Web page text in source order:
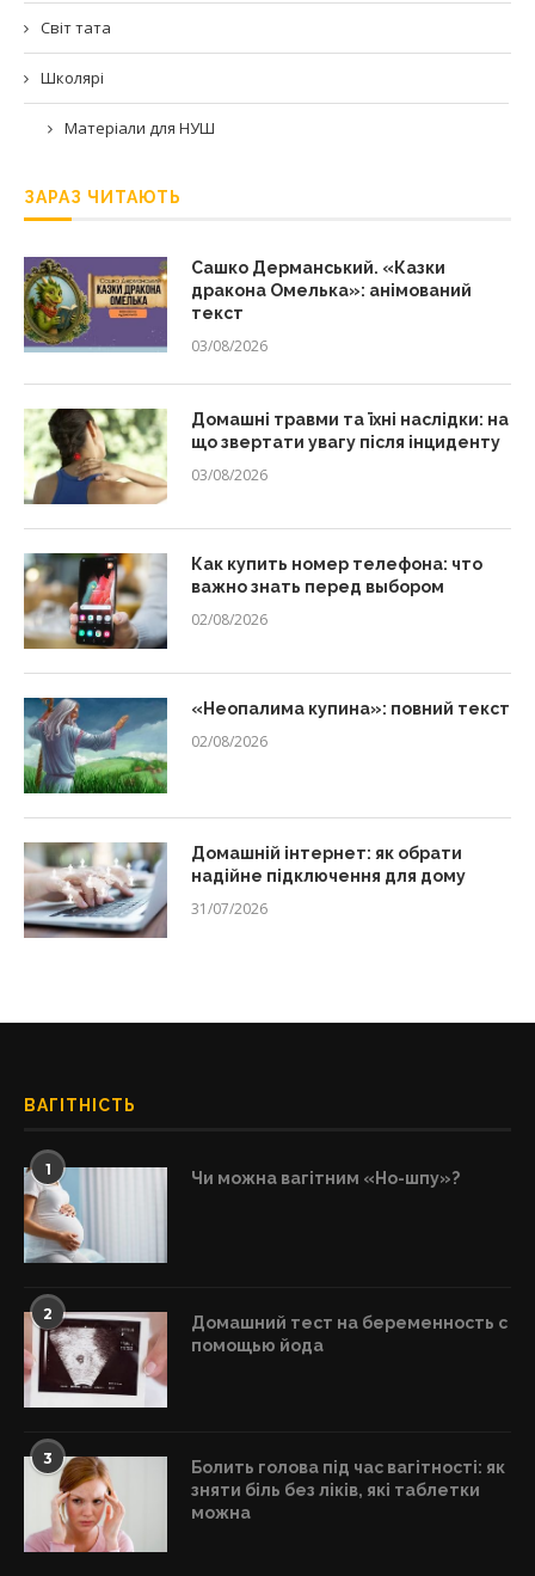
Світ тата
Школярі
Матеріали для НУШ
ЗАРАЗ ЧИТАЮТЬ
Сашко Дерманський. «Казки
дракона Омелька»: анімований
текст
03/08/2026
Домашні травми та їхні наслідки: на
що звертати увагу після інциденту
03/08/2026
Как купить номер телефона: что
важно знать перед выбором
02/08/2026
«Неопалима купина»: повний текст
02/08/2026
Домашній інтернет: як обрати
надійне підключення для дому
31/07/2026
ВАГІТНІСТЬ
1 Чи можна вагітним «Но-шпу»?
2
Домашний тест на беременность с
помощью йода
3
Болить голова під час вагітності: як
зняти біль без ліків, які таблетки
можна